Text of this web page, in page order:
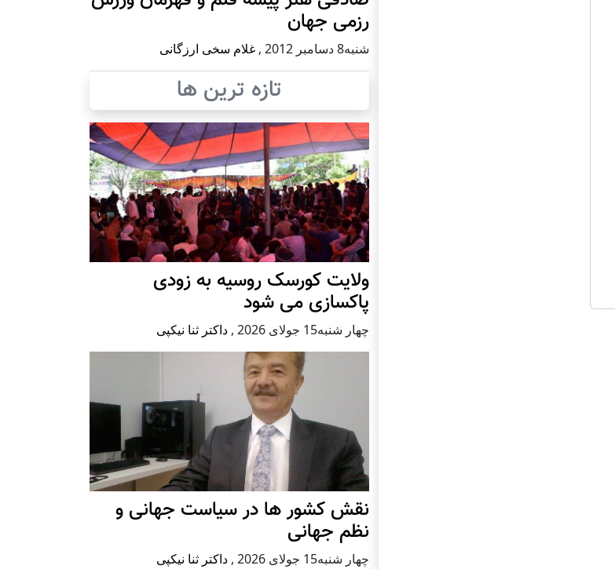
رزمی جهان
شنبه8 دسامبر 2012 , غلام سخی ارزگانی
تازه ترین ها
ولایت کورسک روسیه به زودی
پاکسازی می شود
چهار شنبه15 جولای 2026 , داکتر ثنا نیکپی
نقش کشور ها در سیاست جهانی و
نظم جهانی
چهار شنبه15 جولای 2026 , داکتر ثنا نیکپی